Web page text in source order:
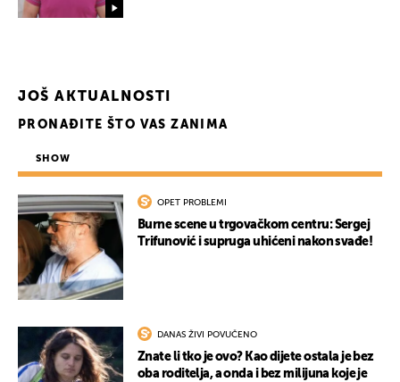
JOŠ AKTUALNOSTI
PRONAĐITE ŠTO VAS ZANIMA
SHOW
OPET PROBLEMI
Burne scene u trgovačkom centru: Sergej
Trifunović i supruga uhićeni nakon svađe!
DANAS ŽIVI POVUČENO
Znate li tko je ovo? Kao dijete ostala je bez
oba roditelja, a onda i bez milijuna koje je